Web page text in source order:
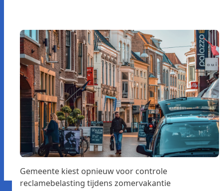
Gemeente kiest opnieuw voor controle
reclamebelasting tijdens zomervakantie